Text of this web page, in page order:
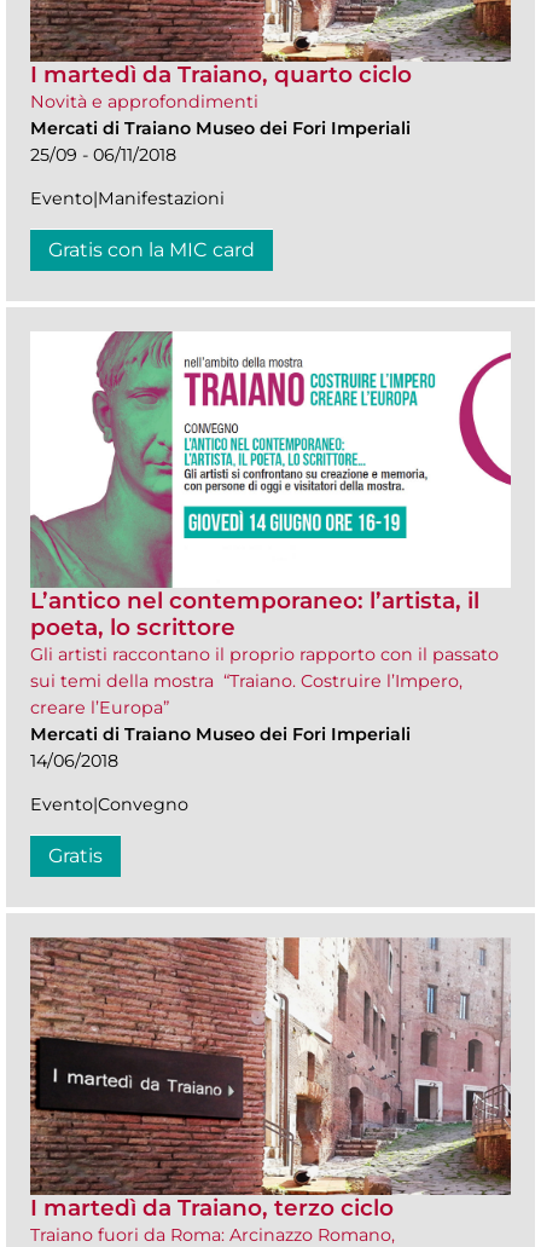
I martedì da Traiano, quarto ciclo
Novità e approfondimenti
Mercati di Traiano Museo dei Fori Imperiali
25/09 - 06/11/2018
Evento|Manifestazioni
Gratis con la MIC card
L’antico nel contemporaneo: l’artista, il
poeta, lo scrittore
Gli artisti raccontano il proprio rapporto con il passato
sui temi della mostra “Traiano. Costruire l’Impero,
creare l’Europa”
Mercati di Traiano Museo dei Fori Imperiali
14/06/2018
Evento|Convegno
Gratis
I martedì da Traiano, terzo ciclo
Traiano fuori da Roma: Arcinazzo Romano,